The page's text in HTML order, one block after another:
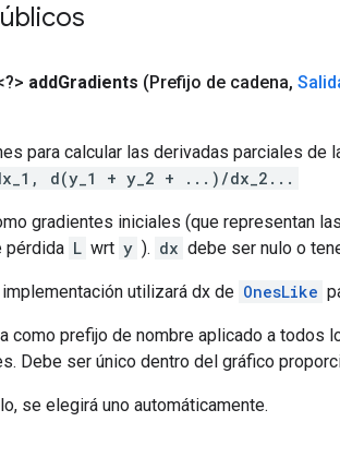
addGradients (Prefijo de cadena,
para calcular las derivadas parciales de
d(y_1 + y_2 + ...)/dx_2...
gradientes iniciales (que representan
pérdida L wrt y ). dx debe ser nulo o
utilizará dx de OnesLike
como prefijo de nombre aplicado a todos
Debe ser único dentro del gráfico
se elegirá uno automáticamente.